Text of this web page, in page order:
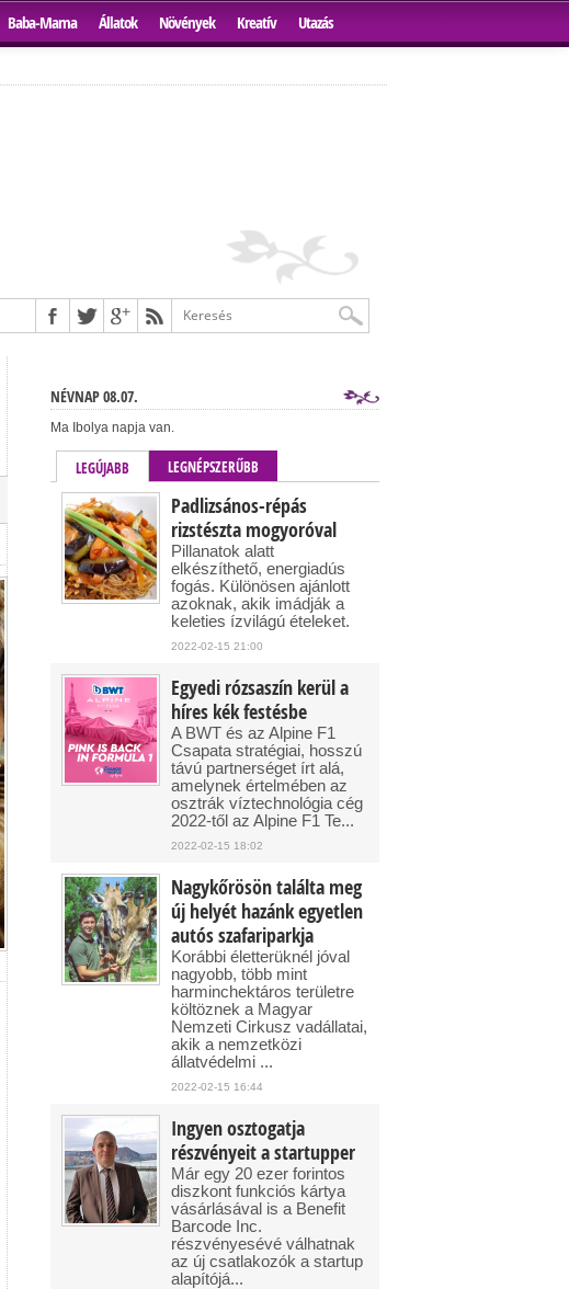
Baba-Mama Állatok Növények Kreatív Utazás
NÉVNAP 08.07.
Ma Ibolya napja van.
LEGÚJABB LEGNÉPSZERŰBB
Padlizsános-répás
rizstészta mogyoróval
Pillanatok alatt
elkészíthető, energiadús
fogás. Különösen ajánlott
azoknak, akik imádják a
keleties ízvilágú ételeket.
2022-02-15 21:00
Egyedi rózsaszín kerül a
híres kék festésbe
A BWT és az Alpine F1
Csapata stratégiai, hosszú
távú partnerséget írt alá,
amelynek értelmében az
osztrák víztechnológia cég
2022-től az Alpine F1 Te...
2022-02-15 18:02
Nagykőrösön találta meg
új helyét hazánk egyetlen
autós szafariparkja
Korábbi életterüknél jóval
nagyobb, több mint
harminchektáros területre
költöznek a Magyar
Nemzeti Cirkusz vadállatai,
akik a nemzetközi
állatvédelmi ...
2022-02-15 16:44
Ingyen osztogatja
részvényeit a startupper
Már egy 20 ezer forintos
diszkont funkciós kártya
vásárlásával is a Benefit
Barcode Inc.
részvényesévé válhatnak
az új csatlakozók a startup
alapítójá...